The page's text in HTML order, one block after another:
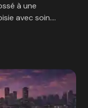
à une
avec soin.…